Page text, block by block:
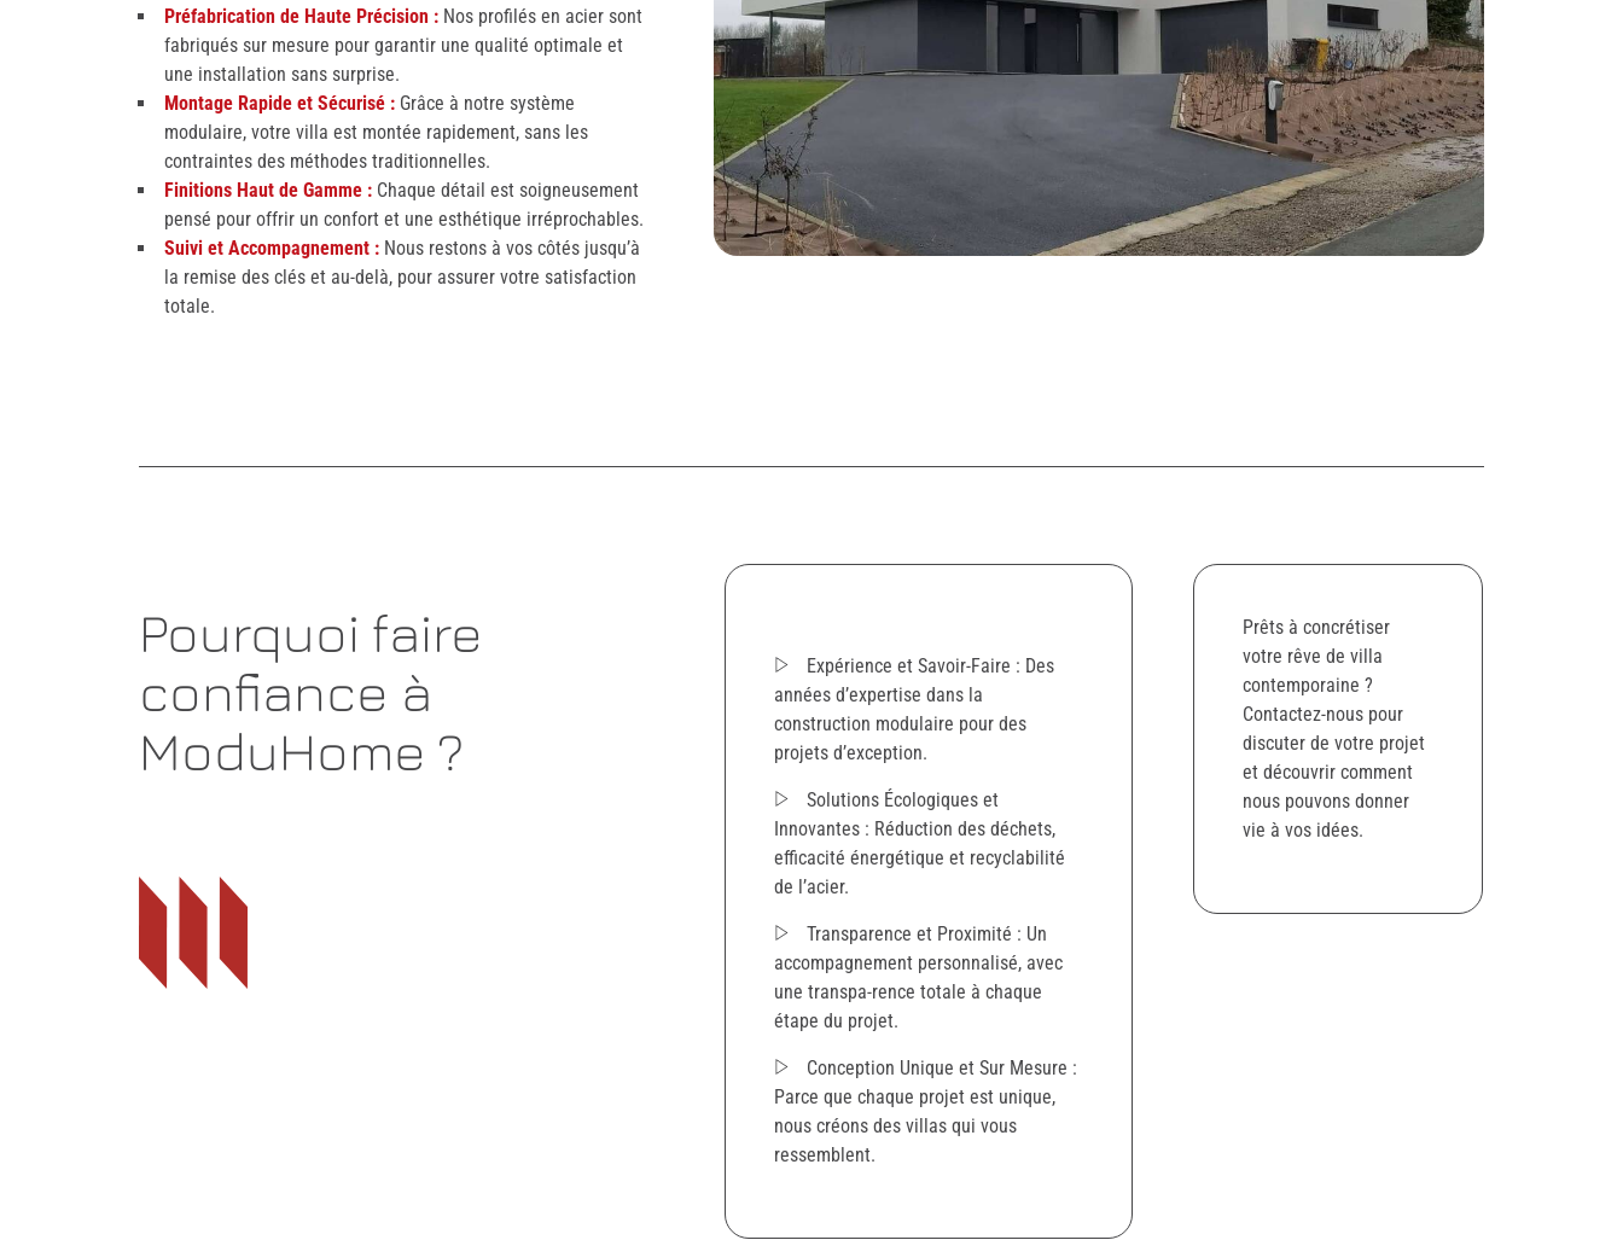
Préfabrication de Haute Précision : Nos profilés en acier sont
fabriqués sur mesure pour garantir une qualité optimale et
une installation sans surprise.
Montage Rapide et Sécurisé : Grâce à notre système
modulaire, votre villa est montée rapidement, sans les
contraintes des méthodes traditionnelles.
Finitions Haut de Gamme : Chaque détail est soigneusement
pensé pour offrir un confort et une esthétique irréprochables.
Suivi et Accompagnement : Nous restons à vos côtés jusqu’à
la remise des clés et au-delà, pour assurer votre satisfaction
totale.
Pourquoi faire
confiance à
ModuHome ?
Expérience et Savoir-Faire : Des
années d’expertise dans la
construction modulaire pour des
projets d’exception.
Solutions Écologiques et
Innovantes : Réduction des déchets,
efficacité énergétique et recyclabilité
de l’acier.
Transparence et Proximité : Un
accompagnement personnalisé, avec
une transpa-rence totale à chaque
étape du projet.
Conception Unique et Sur Mesure :
Parce que chaque projet est unique,
nous créons des villas qui vous
ressemblent.
Prêts à concrétiser
votre rêve de villa
contemporaine ?
Contactez-nous pour
discuter de votre projet
et découvrir comment
nous pouvons donner
vie à vos idées.